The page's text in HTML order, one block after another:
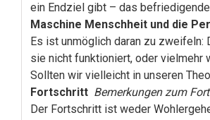
ein Endziel gibt – das
Maschine Menschheit und die
Es ist unmöglich daran zu
sie nicht funktioniert, oder vielmehr
Sollten wir vielleicht in unseren
Fortschritt Bemerkungen zum
Der Fortschritt ist weder